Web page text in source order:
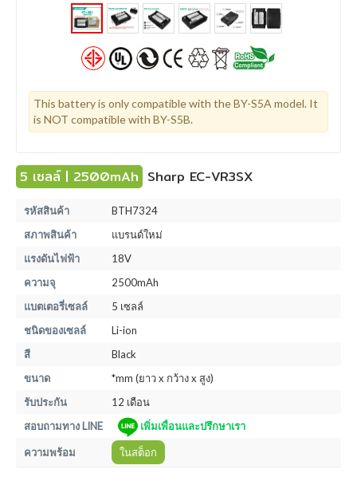
This battery is only compatible with the BY-S5A model. It
is NOT compatible with BY-S5B.
5 เซลล์ | 2500mAh Sharp EC-VR3SX
รหัสสินค้า
BTH7324
สภาพสินค้า
แบรนด์ใหม่
แรงดันไฟฟ้า
18V
ความจุ
2500mAh
แบตเตอรี่เซลล์
5 เซลล์
ชนิดของเซลล์
Li-ion
สี
Black
ขนาด
*mm (ยาว x กว้าง x สูง)
รับประกัน
12 เดือน
สอบถามทาง LINE
เพิ่มเพื่อนและปรึกษาเรา
ความพร้อม ในสต็อก